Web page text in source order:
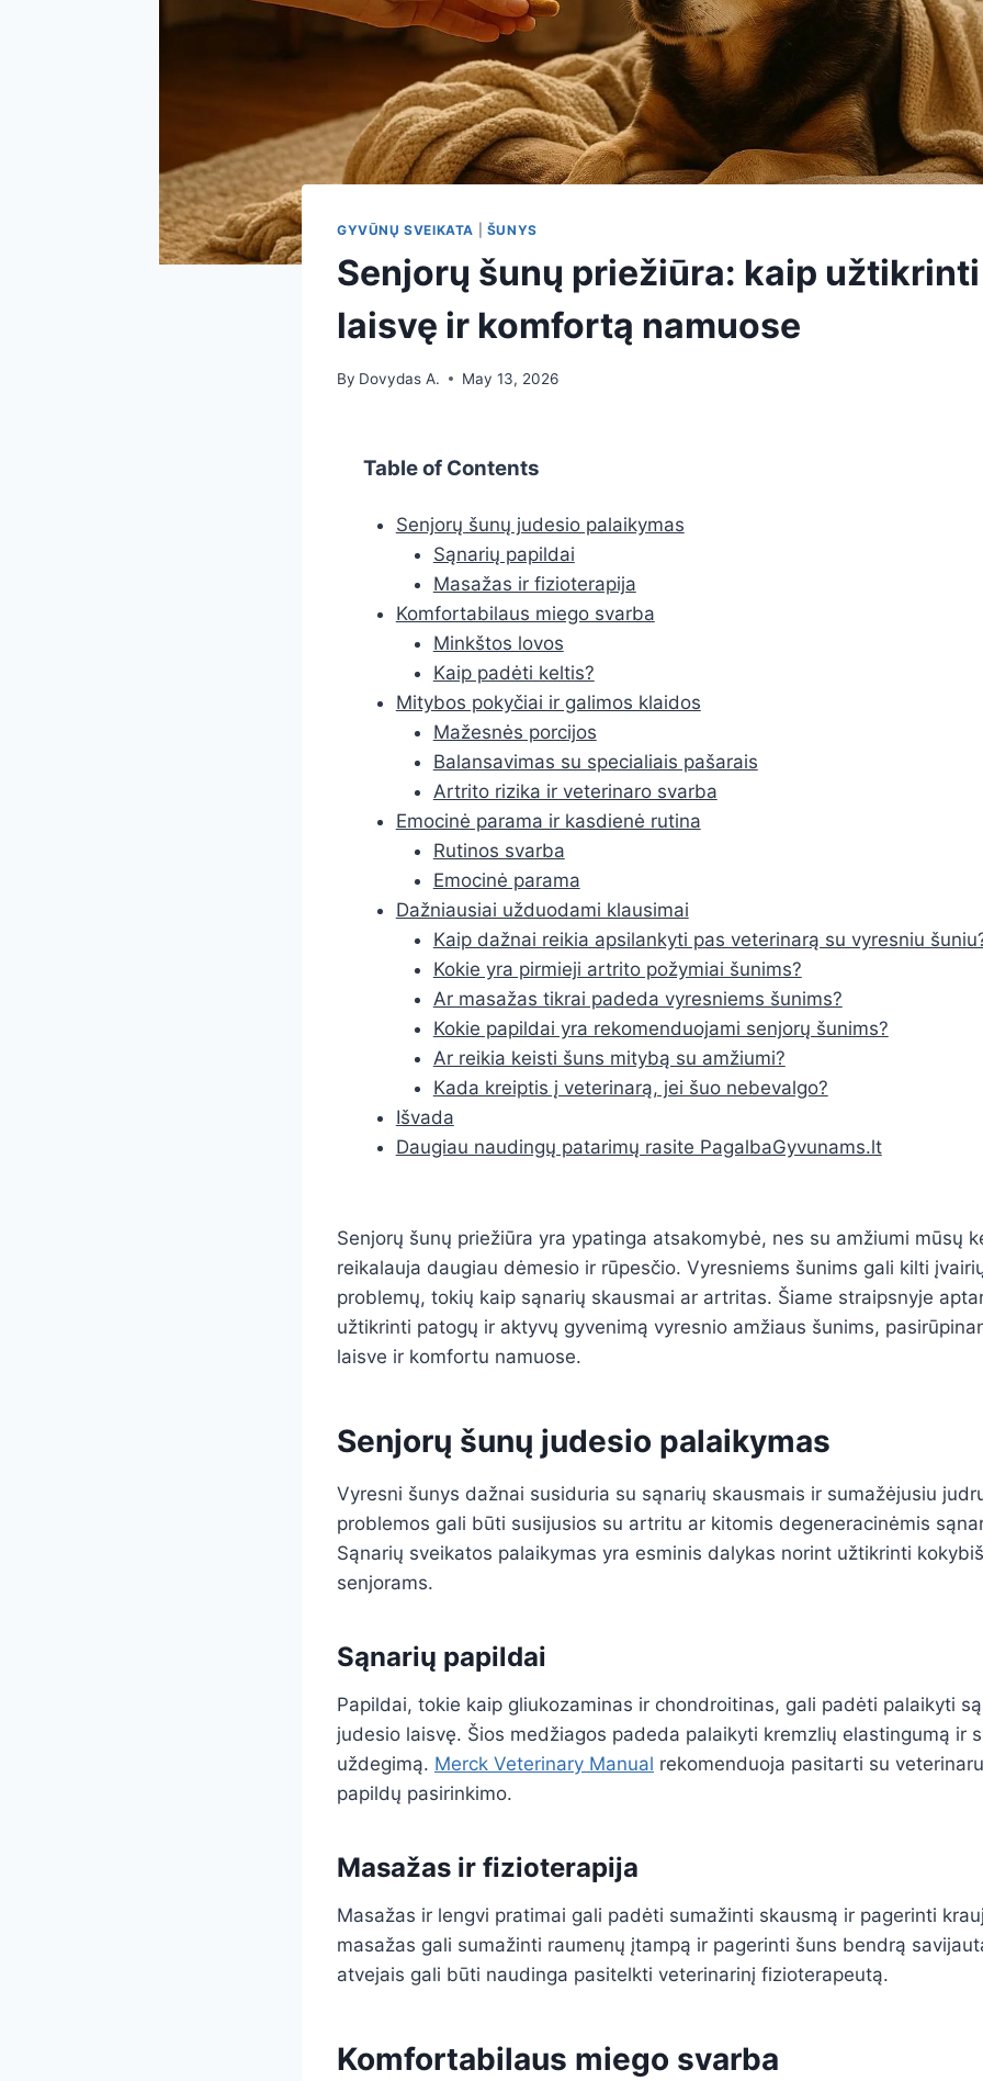
GYVŪNŲ SVEIKATA ŠUNYS
Senjorų šunų priežiūra: kaip
laisvę ir komfortą namuose
By Dovydas A. May 13, 2026
Table of Contents
Senjorų šunų judesio palaikymas
Sąnarių papildai
Masažas ir fizioterapija
Komfortabilaus miego svarba
Minkštos lovos
Kaip padėti keltis?
Mitybos pokyčiai ir galimos klaidos
Mažesnės porcijos
Balansavimas su specialiais pašarais
Artrito rizika ir veterinaro svarba
Emocinė parama ir kasdienė rutina
Rutinos svarba
Emocinė parama
Dažniausiai užduodami klausimai
Kaip dažnai reikia apsilankyti pas veterinarą su vyresniu
Kokie yra pirmieji artrito požymiai šunims?
Ar masažas tikrai padeda vyresniems šunims?
Kokie papildai yra rekomenduojami senjorų šunims?
Ar reikia keisti šuns mitybą su amžiumi?
Kada kreiptis į veterinarą, jei šuo nebevalgo?
Išvada
Daugiau naudingų patarimų rasite PagalbaGyvunams.lt
Senjorų šunų priežiūra yra ypatinga atsakomybė, nes su amžiumi mūsų
reikalauja daugiau dėmesio ir rūpesčio. Vyresniems šunims gali kilti
problemų, tokių kaip sąnarių skausmai ar artritas. Šiame straipsnyje
užtikrinti patogų ir aktyvų gyvenimą vyresnio amžiaus šunims,
laisve ir komfortu namuose.
Senjorų šunų judesio palaikymas
Vyresni šunys dažnai susiduria su sąnarių skausmais ir sumažėjusiu
problemos gali būti susijusios su artritu ar kitomis degeneracinėmis
Sąnarių sveikatos palaikymas yra esminis dalykas norint užtikrinti
senjorams.
Sąnarių papildai
Papildai, tokie kaip gliukozaminas ir chondroitinas, gali padėti palaikyti
judesio laisvę. Šios medžiagos padeda palaikyti kremzlių elastingumą ir
uždegimą. Merck Veterinary Manual rekomenduoja pasitarti su
papildų pasirinkimo.
Masažas ir fizioterapija
Masažas ir lengvi pratimai gali padėti sumažinti skausmą ir pagerinti
masažas gali sumažinti raumenų įtampą ir pagerinti šuns bendrą
atvejais gali būti naudinga pasitelkti veterinarinį fizioterapeutą.
Komfortabilaus miego svarba